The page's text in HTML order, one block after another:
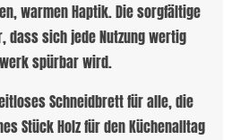
warmen Haptik. Die sorgfältige
dass sich jede Nutzung wertig
spürbar wird.
Schneidbrett für alle, die
Stück Holz für den Küchenalltag